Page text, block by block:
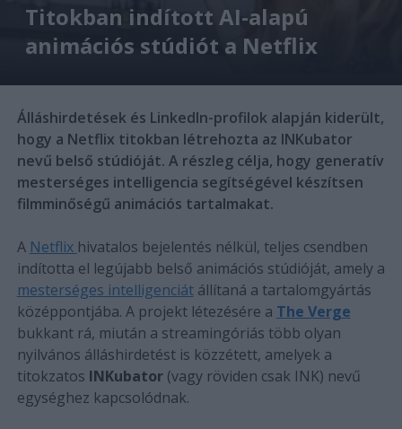
Titokban indított AI-alapú
animációs stúdiót a Netflix
Álláshirdetések és LinkedIn-profilok alapján kiderült,
hogy a Netflix titokban létrehozta az INKubator
nevű belső stúdióját. A részleg célja, hogy generatív
mesterséges intelligencia segítségével készítsen
filmminőségű animációs tartalmakat.
A Netflix hivatalos bejelentés nélkül, teljes csendben
indította el legújabb belső animációs stúdióját, amely a
mesterséges intelligenciátállítaná a tartalomgyártás
középpontjába. A projekt létezésére a The Verge
bukkant rá, miután a streamingóriás több olyan
nyilvános álláshirdetést is közzétett, amelyek a
titokzatos INKubator(vagy röviden csak INK) nevű
egységhez kapcsolódnak.